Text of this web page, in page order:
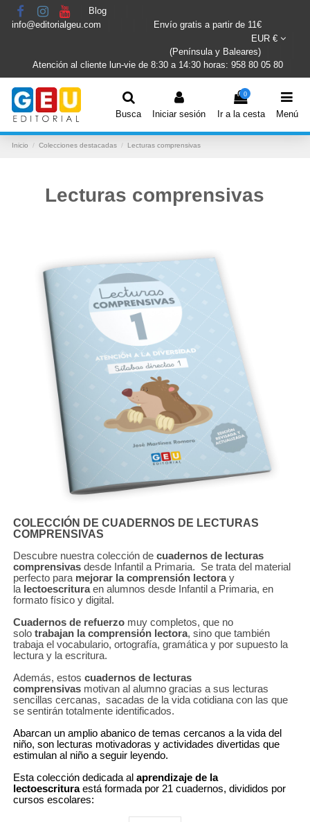
Blog
info@editorialgeu.com
Envío gratis a partir de 11€
EUR €
(Península y Baleares)
Atención al cliente lun-vie de 8:30 a 14:30 horas: 958 80 05 80
Busca Iniciar sesión
0
Ir a la cesta Menú
Inicio Colecciones destacadas Lecturas comprensivas
Lecturas comprensivas
COLECCIÓN DE CUADERNOS DE LECTURAS
COMPRENSIVAS
Descubre nuestra colección decuadernos de lecturas
comprensivas desde Infantil a Primaria. Se trata del material
perfecto para mejorar la comprensión lectoray
la lectoescrituraen alumnos desde Infantil a Primaria, en
formato físico y digital.
Cuadernos de refuerzo muy completos, que no
solo trabajan la comprensión lectora, sino que también
trabaja el vocabulario, ortografía, gramática y por supuesto la
lectura y la escritura.
Además, estoscuadernos de lecturas
comprensivas motivan al alumno gracias a sus lecturas
sencillas cercanas, sacadas de la vida cotidiana con las que
se sentirán totalmente identificados.
Abarcan un amplio abanico de temas cercanos a la vida del
niño, son lecturas motivadoras y actividades divertidas que
estimulan al niño a seguir leyendo.
Esta colección dedicada alaprendizaje de la
lectoescrituraestá formada por 21 cuadernos, divididos por
cursos escolares: